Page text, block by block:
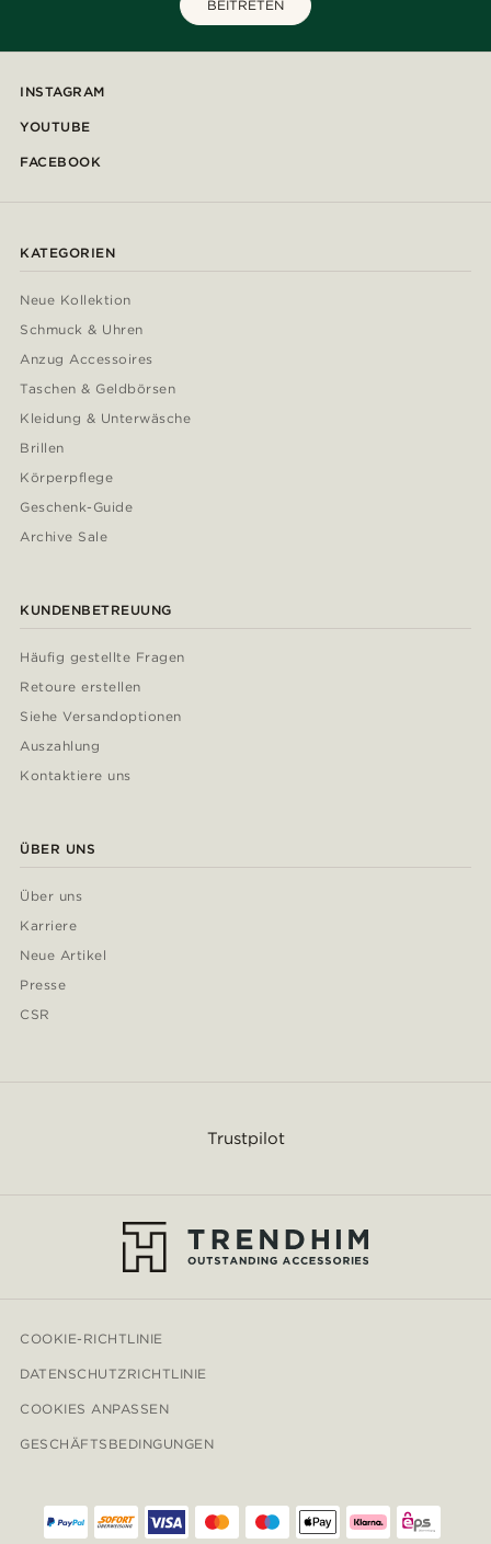
BEITRETEN
INSTAGRAM
YOUTUBE
FACEBOOK
KATEGORIEN
Neue Kollektion
Schmuck & Uhren
Anzug Accessoires
Taschen & Geldbörsen
Kleidung & Unterwäsche
Brillen
Körperpflege
Geschenk-Guide
Archive Sale
KUNDENBETREUUNG
Häufig gestellte Fragen
Retoure erstellen
Siehe Versandoptionen
Auszahlung
Kontaktiere uns
ÜBER UNS
Über uns
Karriere
Neue Artikel
Presse
CSR
Trustpilot
COOKIE-RICHTLINIE
DATENSCHUTZRICHTLINIE
COOKIES ANPASSEN
GESCHÄFTSBEDINGUNGEN